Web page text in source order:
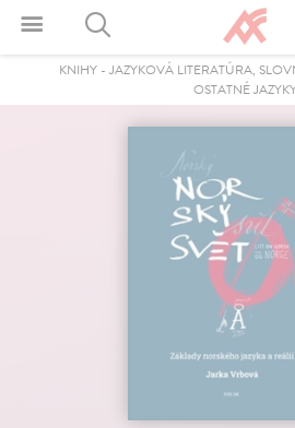
KNIHY - JAZYKOVÁ LITERATÚRA,
OSTATNÉ